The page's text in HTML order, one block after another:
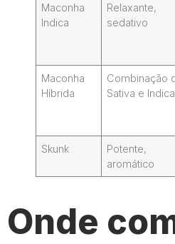
Maconha
Indica
Relaxante,
sedativo
Maconha
Híbrida
Combinação
Sativa e Indica
Skunk
Potente,
aromático
Onde